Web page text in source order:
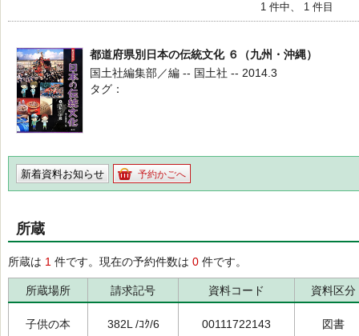
1 件中、 1 件目
都道府県別日本の伝統文化 ６（九州・沖縄）
国土社編集部／編 -- 国土社 -- 2014.3
タグ
新着資料お知らせ 予約かごへ
所蔵
所蔵は 1 件です。現在の予約件数は 0 件です。
所蔵場所 請求記号 資料コード 資料区分
子供の本 382L /ｺｸ/6 00111722143 図書